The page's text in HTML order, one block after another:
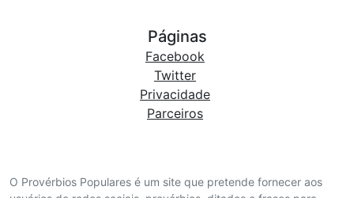
O Provérbios Populares é um site que pretende fornecer aos
Páginas
Facebook
Twitter
Privacidade
Parceiros